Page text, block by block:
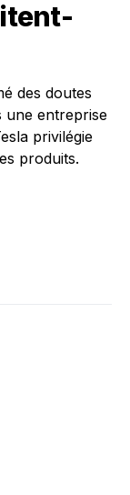
des doutes
une entreprise
privilégie
produits.